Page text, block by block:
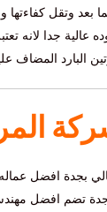
بعد وتقل
عالية جدا لانه
البارد المضاف
بجدة افضل
تضم افضل